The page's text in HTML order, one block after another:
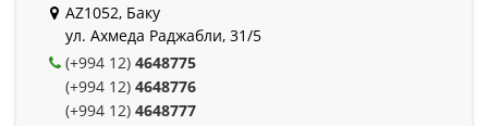
AZ1052, Баку
ул. Ахмеда Раджабли, 31/5
(+994 12) 4648775
(+994 12) 4648776
(+994 12) 4648777